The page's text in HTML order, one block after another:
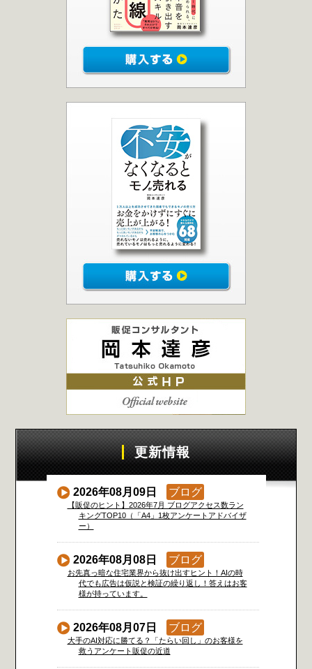
更新情報
2026年08月09日 ブログ
【販促のヒント】2026年7月 ブログアクセス数ラン
キングTOP10（「A4」1枚アンケートアドバイザ
ー）
2026年08月08日 ブログ
お先真っ暗な住宅業界から抜け出すヒント！AIの時
代でも広告は仮説と検証の繰り返し！答えはお客
様が持っています。
2026年08月07日 ブログ
大手のAI対応に勝てる？「たらい回し」のお客様を
救うアンケート販促の近道